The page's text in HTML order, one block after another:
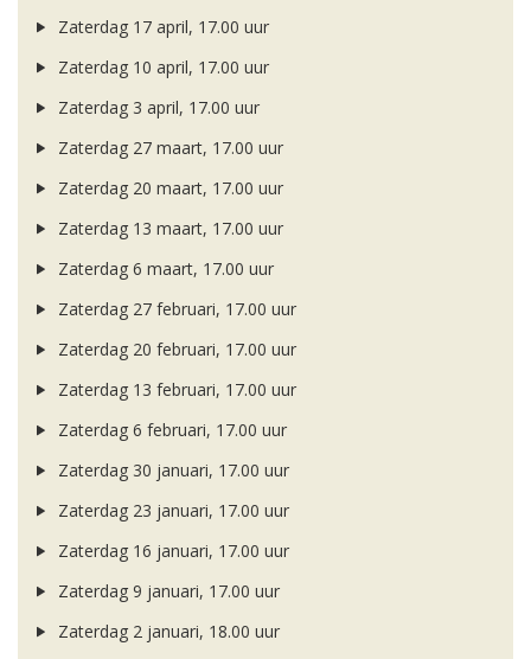
Zaterdag 17 april, 17.00 uur
Zaterdag 10 april, 17.00 uur
Zaterdag 3 april, 17.00 uur
Zaterdag 27 maart, 17.00 uur
Zaterdag 20 maart, 17.00 uur
Zaterdag 13 maart, 17.00 uur
Zaterdag 6 maart, 17.00 uur
Zaterdag 27 februari, 17.00 uur
Zaterdag 20 februari, 17.00 uur
Zaterdag 13 februari, 17.00 uur
Zaterdag 6 februari, 17.00 uur
Zaterdag 30 januari, 17.00 uur
Zaterdag 23 januari, 17.00 uur
Zaterdag 16 januari, 17.00 uur
Zaterdag 9 januari, 17.00 uur
Zaterdag 2 januari, 18.00 uur